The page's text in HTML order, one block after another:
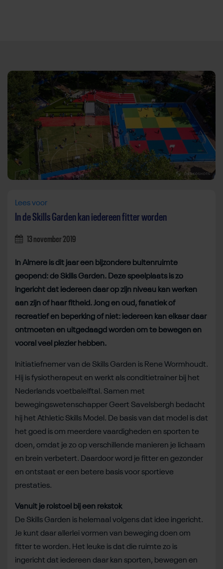
Direct door naar content
Lees voor
In de Skills Garden kan iedereen fitter worden
13 november 2019
In Almere is dit jaar een bijzondere buitenruimte
geopend: de Skills Garden. Deze speelplaats is zo
ingericht dat iedereen daar op zijn niveau kan werken
aan zijn of haar fitheid. Jong en oud, fanatiek of
recreatief en beperking of niet: iedereen kan elkaar daar
ontmoeten en uitgedaagd worden om te bewegen en
vooral veel plezier hebben.
Initiatiefnemer van de Skills Garden is Rene Wormhoudt.
Hij is fysiotherapeut en werkt als conditietrainer bij het
Nederlands voetbalelftal. Samen met
bewegingswetenschapper Geert Savelsbergh bedacht
hij het Athletic Skills Model. De basis van dat model is dat
het goed is om meerdere vaardigheden en sporten te
doen, omdat je zo op verschillende manieren je lichaam
en brein verbetert. Daardoor word je fitter en gezonder
en ontstaat er een betere basis voor sportieve
prestaties.
Vanuit je rolstoel bij een rekstok
De Skills Garden is helemaal volgens dat idee ingericht.
Je kunt daar allerlei vormen van beweging doen om
fitter te worden. Het leuke is dat die ruimte zo is
ingericht dat iedereen daar kan sporten, bewegen en